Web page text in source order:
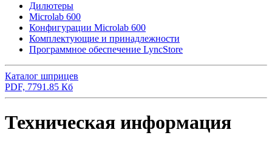
Дилютеры
Microlab 600
Конфигурации Microlab 600
Комплектующие и принадлежности
Программное обеспечение LyncStore
Каталог шприцев
PDF, 7791.85 Кб
Техническая информация